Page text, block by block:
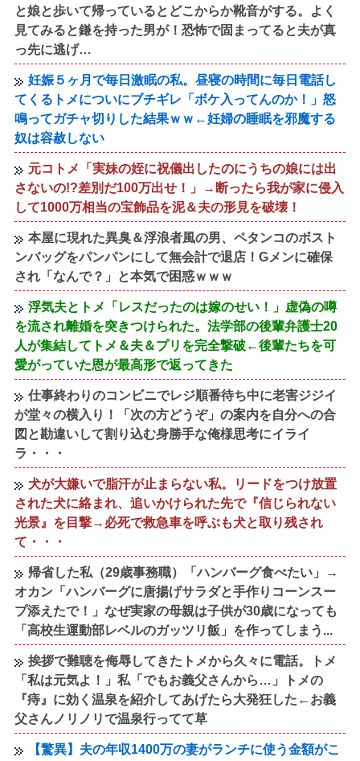
と娘と歩いて帰っているとどこからか靴音がする。よく
見てみると鎌を持った男が！恐怖で固まってると夫が真
っ先に逃げ…
妊娠５ヶ月で毎日激眠の私。昼寝の時間に毎日電話し
てくるトメについにブチギレ「ボケ入ってんのか！」怒
鳴ってガチャ切りした結果ｗｗ←妊婦の睡眠を邪魔する
奴は容赦しない
元コトメ「実妹の姪に祝儀出したのにうちの娘には出
さないの!?差別だ100万出せ！」→断ったら我が家に侵入
して1000万相当の宝飾品を泥＆夫の形見を破壊！
本屋に現れた異臭＆浮浪者風の男、ペタンコのボスト
ンバッグをパンパンにして無会計で退店！Gメンに確保
され「なんで？」と本気で困惑ｗｗｗ
浮気夫とトメ「レスだったのは嫁のせい！」虚偽の噂
を流され離婚を突きつけられた。法学部の後輩弁護士20
人が集結してトメ＆夫＆プリを完全撃破←後輩たちを可
愛がっていた恩が最高形で返ってきた
仕事終わりのコンビニでレジ順番待ち中に老害ジジイ
が堂々の横入り！「次の方どうぞ」の案内を自分への合
図と勘違いして割り込む身勝手な俺様思考にイライ
ラ・・・
犬が大嫌いで脂汗が止まらない私。リードをつけ放置
された犬に絡まれ、追いかけられた先で『信じられない
光景』を目撃→必死で救急車を呼ぶも犬と取り残され
て・・・
帰省した私（29歳事務職）「ハンバーグ食べたい」→
オカン「ハンバーグに唐揚げサラダと手作りコーンスー
プ添えたで！」なぜ実家の母親は子供が30歳になっても
「高校生運動部レベルのガッツリ飯」を作ってしまう...
挨拶で難聴を侮辱してきたトメから久々に電話。トメ
「私は元気よ！」私「でもお義父さんから…」トメの
『痔』に効く温泉を紹介してあげたら大発狂した←お義
父さんノリノリで温泉行ってて草
【驚異】夫の年収1400万の妻がランチに使う金額がこ